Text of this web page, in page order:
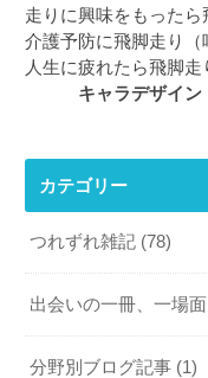
走りに興味をもったら
介護予防に飛脚走り（
人生に疲れたら飛脚走
キャラデザイン：
カテゴリー
つれずれ雑記 (78)
出会いの一冊、一場面
分野別ブログ記事 (1)